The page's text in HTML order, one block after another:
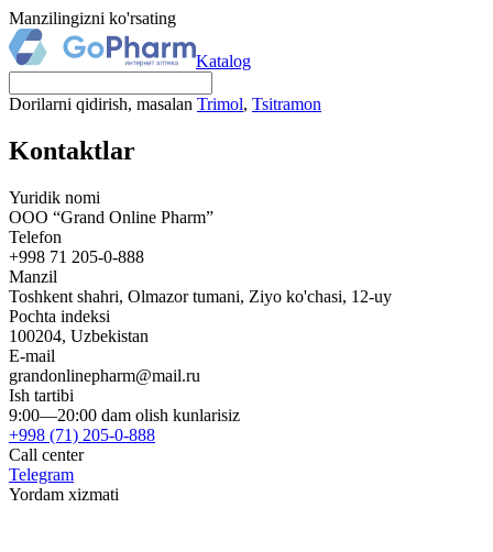
Manzilingizni ko'rsating
Katalog
Dorilarni qidirish, masalan Trimol, Tsitramon
Kontaktlar
Yuridik nomi
OOO “Grand Online Pharm”
Telefon
+998 71 205-0-888
Manzil
Toshkent shahri, Olmazor tumani, Ziyo ko'chasi, 12-uy
Pochta indeksi
100204, Uzbekistan
E-mail
grandonlinepharm@mail.ru
Ish tartibi
9:00—20:00 dam olish kunlarisiz
+998 (71) 205-0-888
Call center
Telegram
Yordam xizmati